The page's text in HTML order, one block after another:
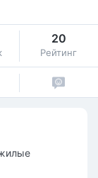
20
Рейтинг